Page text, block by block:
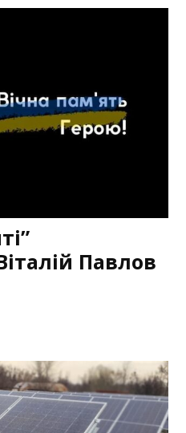
Павлов